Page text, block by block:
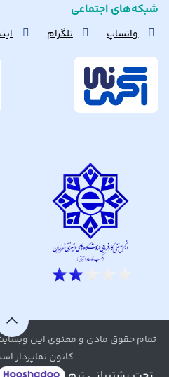
شبکه‌های اجتماعی
واتساپ تلگرام
تمام حقوق مادی و معنوی این
کانون نماپرداز است.